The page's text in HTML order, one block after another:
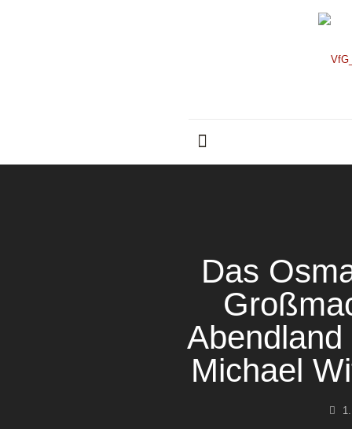
Das
Michael